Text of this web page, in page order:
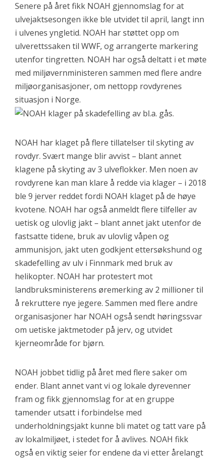
Senere på året fikk NOAH gjennomslag for at
ulvejaktsesongen ikke ble utvidet til april, langt inn
i ulvenes yngletid. NOAH har støttet opp om
ulverettssaken til WWF, og arrangerte markering
utenfor tingretten. NOAH har også deltatt i et møte
med miljøvernministeren sammen med flere andre
miljøorganisasjoner, om nettopp rovdyrenes
situasjon i Norge.
NOAH har klaget på flere tillatelser til skyting av
rovdyr. Svært mange blir avvist – blant annet
klagene på skyting av 3 ulveflokker. Men noen av
rovdyrene kan man klare å redde via klager – i 2018
ble 9 jerver reddet fordi NOAH klaget på de høye
kvotene. NOAH har også anmeldt flere tilfeller av
uetisk og ulovlig jakt – blant annet jakt utenfor de
fastsatte tidene, bruk av ulovlig våpen og
ammunisjon, jakt uten godkjent ettersøkshund og
skadefelling av ulv i Finnmark med bruk av
helikopter. NOAH har protestert mot
landbruksministerens øremerking av 2 millioner til
å rekruttere nye jegere. Sammen med flere andre
organisasjoner har NOAH også sendt høringssvar
om uetiske jaktmetoder på jerv, og utvidet
kjerneområde for bjørn.
NOAH jobbet tidlig på året med flere saker om
ender. Blant annet vant vi og lokale dyrevenner
fram og fikk gjennomslag for at en gruppe
tamender utsatt i forbindelse med
underholdningsjakt kunne bli matet og tatt vare på
av lokalmiljøet, i stedet for å avlives. NOAH fikk
også en viktig seier for endene da vi etter årelangt